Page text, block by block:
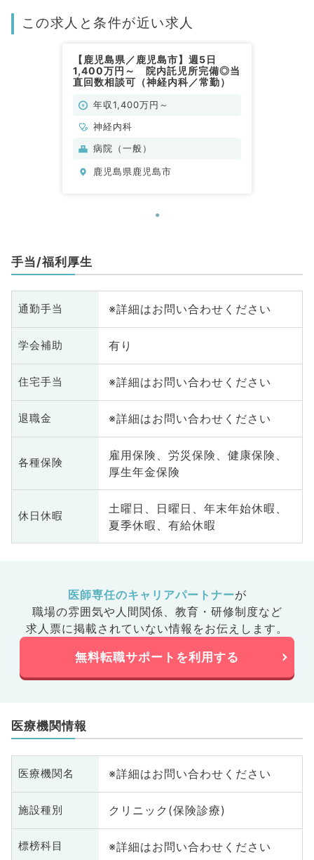
この求人と条件が近い求人
【鹿児島県／鹿児島市】週5日
1,400万円～ 院内託児所完備◎当
直回数相談可（神経内科／常勤）
年収1,400万円～
神経内科
病院（一般）
鹿児島県鹿児島市
手当/福利厚生
通勤手当 ※詳細はお問い合わせください
学会補助 有り
住宅手当 ※詳細はお問い合わせください
退職金 ※詳細はお問い合わせください
各種保険
雇用保険、労災保険、健康保険、
厚生年金保険
休日休暇
土曜日、日曜日、年末年始休暇、
夏季休暇、有給休暇
医師専任のキャリアパートナーが
職場の雰囲気や人間関係、 教育・研修制度など
求人票に掲載されていない情報をお伝えします。
無料転職サポートを利用する
医療機関情報
医療機関名 ※詳細はお問い合わせください
施設種別 クリニック(保険診療)
標榜科目 ※詳細はお問い合わせください